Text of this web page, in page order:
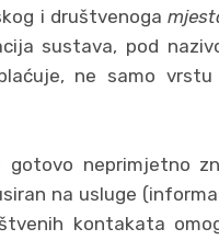
i društvenoga
sustava, pod
ne samo
neprimjetno
na usluge
kontakata